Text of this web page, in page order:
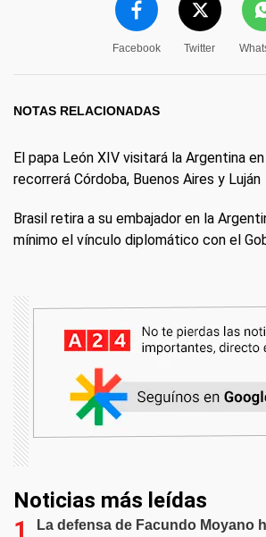
Facebook Twitter
NOTAS RELACIONADAS
El papa León XIV visitará la Argentina
recorrerá Córdoba, Buenos Aires y Luján
Brasil retira a su embajador en la
mínimo el vínculo diplomático con el
Noticias más leídas
La defensa de Facundo Moyano